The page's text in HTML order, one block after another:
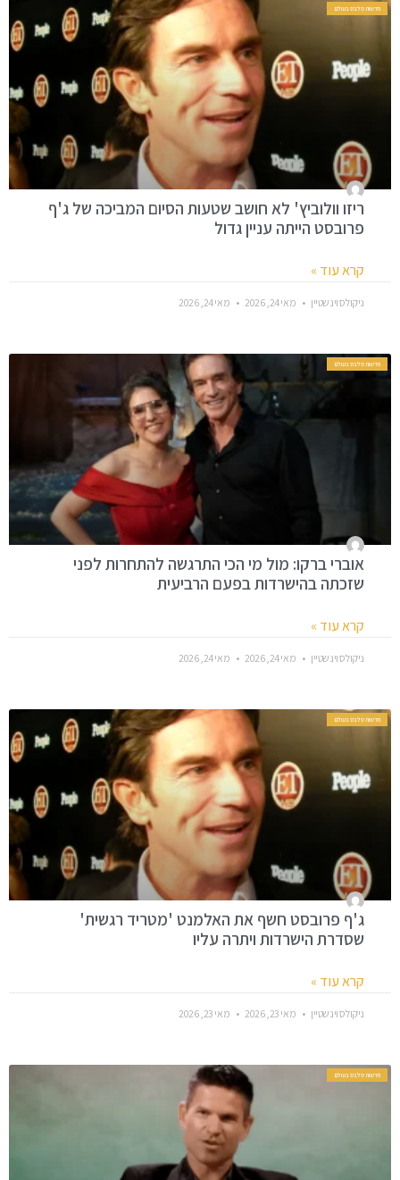
חדשות סלבס בעולם
ריזו וולוביץ' לא חושב שטעות הסיום המביכה של ג'ף
פרובסט הייתה עניין גדול
קרא עוד »
ניקולס וינשטיין מאי 24, 2026 מאי 24, 2026
חדשות סלבס בעולם
אוברי ברקו: מול מי הכי התרגשה להתחרות לפני
שזכתה בהישרדות בפעם הרביעית
קרא עוד »
ניקולס וינשטיין מאי 24, 2026 מאי 24, 2026
חדשות סלבס בעולם
ג'ף פרובסט חשף את האלמנט 'מטריד רגשית'
שסדרת הישרדות ויתרה עליו
קרא עוד »
ניקולס וינשטיין מאי 23, 2026 מאי 23, 2026
חדשות סלבס בעולם